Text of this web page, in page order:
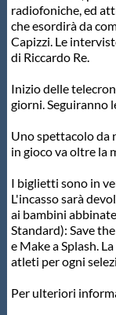
Protezione
Cookie Policy
Archivio News
radiofoniche, ed
che esordirà da
Capizzi. Le
di Riccardo Re.
Inizio delle
giorni. Seguiranno
Uno spettacolo da
in gioco va oltre la
I biglietti sono in
L'incasso sarà
ai bambini
Standard): Save
e Make a Splash.
atleti per ogni
Per ulteriori